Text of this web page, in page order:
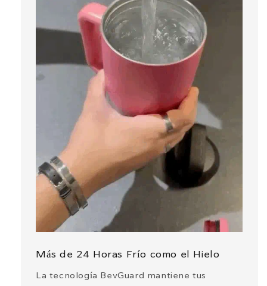
Más de 24 Horas Frío como el Hielo
La tecnología BevGuard mantiene tus